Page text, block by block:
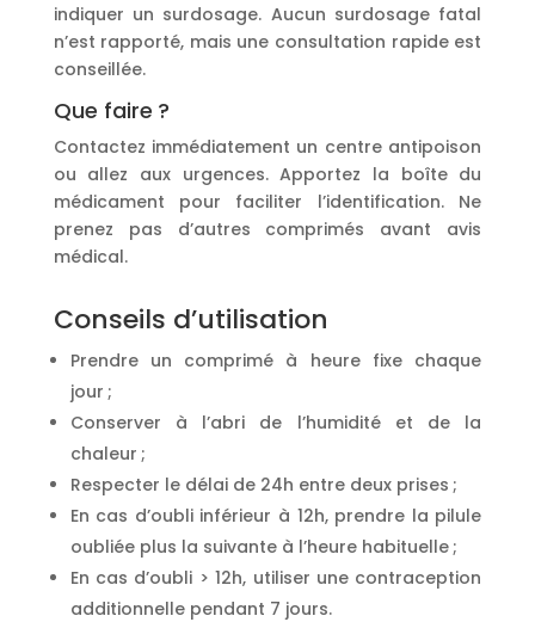
indiquer un surdosage. Aucun surdosage fatal
n’est rapporté, mais une consultation rapide est
conseillée.
Que faire ?
Contactez immédiatement un centre antipoison
ou allez aux urgences. Apportez la boîte du
médicament pour faciliter l’identification. Ne
prenez pas d’autres comprimés avant avis
médical.
Conseils d’utilisation
Prendre un comprimé à heure fixe chaque
jour ;
Conserver à l’abri de l’humidité et de la
chaleur ;
Respecter le délai de 24h entre deux prises ;
En cas d’oubli inférieur à 12h, prendre la pilule
oubliée plus la suivante à l’heure habituelle ;
En cas d’oubli > 12h, utiliser une contraception
additionnelle pendant 7 jours.